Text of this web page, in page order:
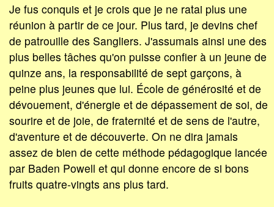
Je fus conquis et je crois que je ne ratai plus une
réunion à partir de ce jour. Plus tard, je devins chef
de patrouille des Sangliers. J'assumais ainsi une des
plus belles tâches qu'on puisse confier à un jeune de
quinze ans, la responsabilité de sept garçons, à
peine plus jeunes que lui. École de générosité et de
dévouement, d'énergie et de dépassement de soi, de
sourire et de joie, de fraternité et de sens de l'autre,
d'aventure et de découverte. On ne dira jamais
assez de bien de cette méthode pédagogique lancée
par Baden Powell et qui donne encore de si bons
fruits quatre-vingts ans plus tard.